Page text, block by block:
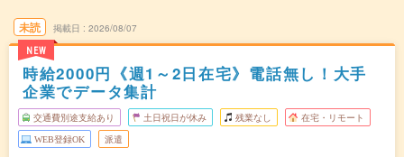
未読
NEW
掲載日 2026/08/07
時給2000円《週1～2日在宅》電話無し！大手
企業でデータ集計
交通費別途支給あり 土日祝日が休み 残業なし 在宅・リモート
WEB登録OK 派遣